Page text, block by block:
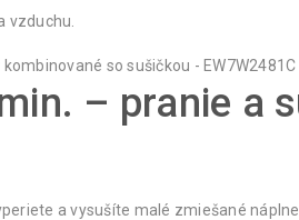
vzduchu.
– pranie a
a vysušíte malé zmiešané